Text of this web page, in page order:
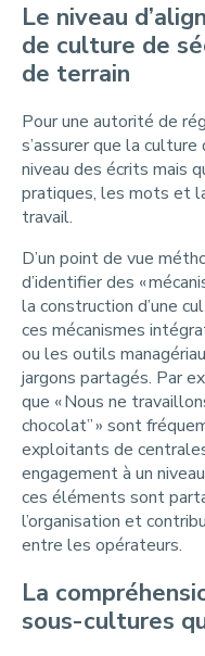
Le niveau
de culture de
de terrain
Pour une autorité de
s’assurer que la
niveau des écrits mais
pratiques, les mots et
travail.
D’un point de vue
d’identifier des «
la construction d’une
ces mécanismes
ou les outils
jargons partagés. Par
que «Nous ne
chocolat”» sont
exploitants de
engagement à un
ces éléments sont
l’organisation et
entre les opérateurs.
La
sous-cultures